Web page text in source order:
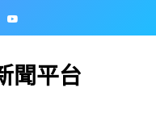
聞平台